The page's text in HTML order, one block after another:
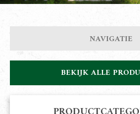
NAVIGATIE
BEKIJK ALLE